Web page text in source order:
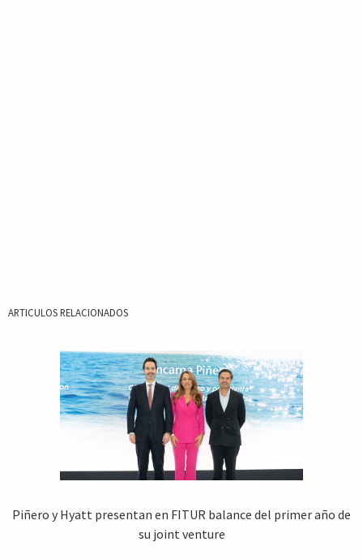
ARTICULOS RELACIONADOS
Piñero y Hyatt presentan en FITUR balance del primer año de
su joint venture